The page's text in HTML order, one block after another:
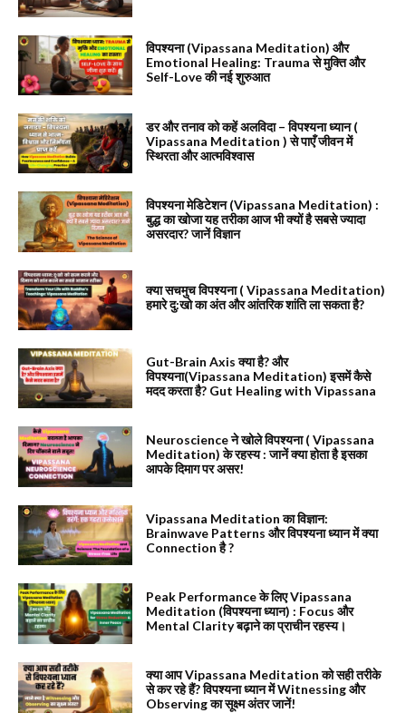
विपश्यना (Vipassana Meditation) और
Emotional Healing: Trauma से मुक्ति और
Self-Love की नई शुरुआत
डर और तनाव को कहें अलविदा – विपश्यना ध्यान (
Vipassana Meditation ) से पाएँ जीवन में
स्थिरता और आत्मविश्वास
विपश्यना मेडिटेशन (Vipassana Meditation) :
बुद्ध का खोजा यह तरीका आज भी क्यों है सबसे ज्यादा
असरदार? जानें विज्ञान
क्या सचमुच विपश्यना ( Vipassana Meditation)
हमारे दु:खो का अंत और आंतरिक शांति ला सकता है?
Gut-Brain Axis क्या है? और
विपश्यना(Vipassana Meditation) इसमें कैसे
मदद करता है? Gut Healing with Vipassana
Neuroscience ने खोले विपश्यना ( Vipassana
Meditation) के रहस्य : जानें क्या होता है इसका
आपके दिमाग पर असर!
Vipassana Meditation का विज्ञान:
Brainwave Patterns और विपश्यना ध्यान में क्या
Connection है ?
Peak Performance के लिए Vipassana
Meditation (विपश्यना ध्यान) : Focus और
Mental Clarity बढ़ाने का प्राचीन रहस्य।
क्या आप Vipassana Meditation को सही तरीके
से कर रहे हैं? विपश्यना ध्यान में Witnessing और
Observing का सूक्ष्म अंतर जानें!